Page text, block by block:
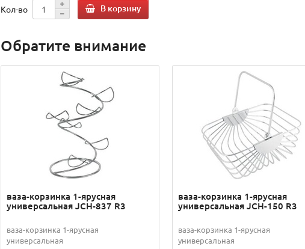
Кол-во В корзину
Обратите внимание
ваза-корзинка 1-ярусная
универсальная JCH-837 R3
ваза-корзинка 1-ярусная
универсальная
ваза-корзинка 1-ярусная
универсальная JCH-150 R3
ваза-корзинка 1-ярусная
универсальная